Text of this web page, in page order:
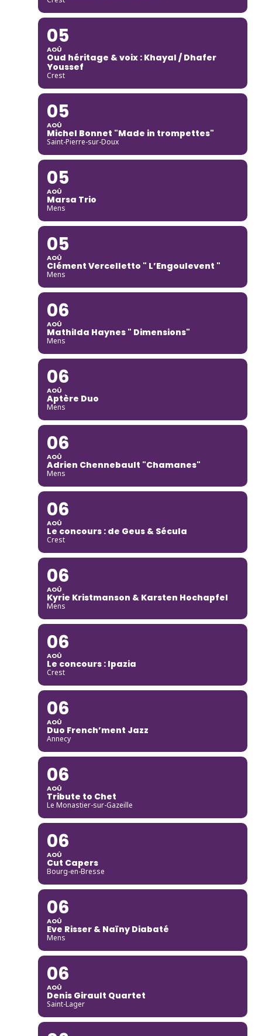
05
AOÛ
Oud héritage & voix : Khayal / Dhafer
Youssef
Crest
05
AOÛ
Michel Bonnet "Made in trompettes"
Saint-Pierre-sur-Doux
05
AOÛ
Marsa Trio
Mens
05
AOÛ
Clément Vercelletto " L’Engoulevent "
Mens
06
AOÛ
Mathilda Haynes " Dimensions"
Mens
06
AOÛ
Aptère Duo
Mens
06
AOÛ
Adrien Chennebault "Chamanes"
Mens
06
AOÛ
Le concours : de Geus & Sécula
Crest
06
AOÛ
Kyrie Kristmanson & Karsten Hochapfel
Mens
06
AOÛ
Le concours : Ipazia
Crest
06
AOÛ
Duo French’ment Jazz
Annecy
06
AOÛ
Tribute to Chet
Le Monastier-sur-Gazeille
06
AOÛ
Cut Capers
Bourg-en-Bresse
06
AOÛ
Eve Risser & Naïny Diabaté
Mens
06
AOÛ
Denis Girault Quartet
Saint-Lager